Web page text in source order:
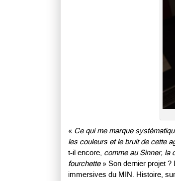
« Ce qui me marque
les couleurs et le bruit de cette
t-il encore, comme au Sinner, la
fourchette» Son dernier projet ?
immersives du MIN. Histoire,